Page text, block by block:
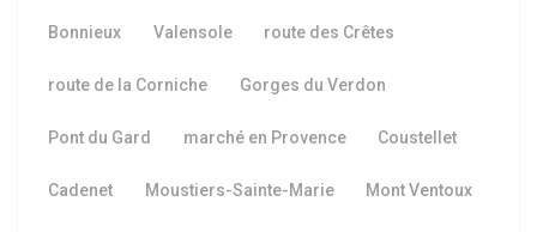
Bonnieux Valensole route des Crêtes
route de la Corniche Gorges du Verdon
Pont du Gard marché en Provence Coustellet
Cadenet Moustiers-Sainte-Marie Mont Ventoux